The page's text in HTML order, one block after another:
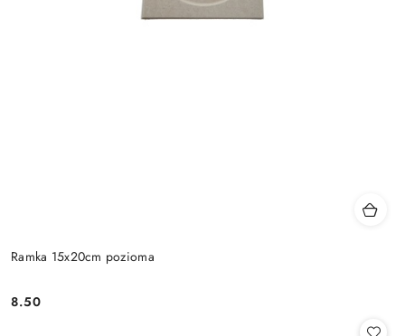
Ramka 15x20cm pozioma
Cena:
8.50